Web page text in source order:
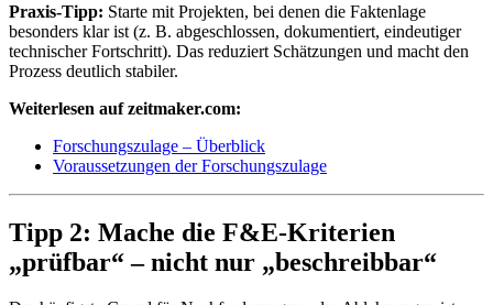
Praxis-Tipp: Starte mit Projekten, bei denen die Faktenlage
besonders klar ist (z. B. abgeschlossen, dokumentiert, eindeutiger
technischer Fortschritt). Das reduziert Schätzungen und macht den
Prozess deutlich stabiler.
Weiterlesen auf zeitmaker.com:
Forschungszulage – Überblick
Voraussetzungen der Forschungszulage
Tipp 2: Mache die F&E-Kriterien
„prüfbar“ – nicht nur „beschreibbar“